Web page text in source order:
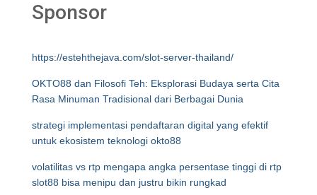
Sponsor
https://estehthejava.com/slot-server-thailand/
OKTO88 dan Filosofi Teh: Eksplorasi Budaya serta Cita
Rasa Minuman Tradisional dari Berbagai Dunia
strategi implementasi pendaftaran digital yang efektif
untuk ekosistem teknologi okto88
volatilitas vs rtp mengapa angka persentase tinggi di rtp
slot88 bisa menipu dan justru bikin rungkad